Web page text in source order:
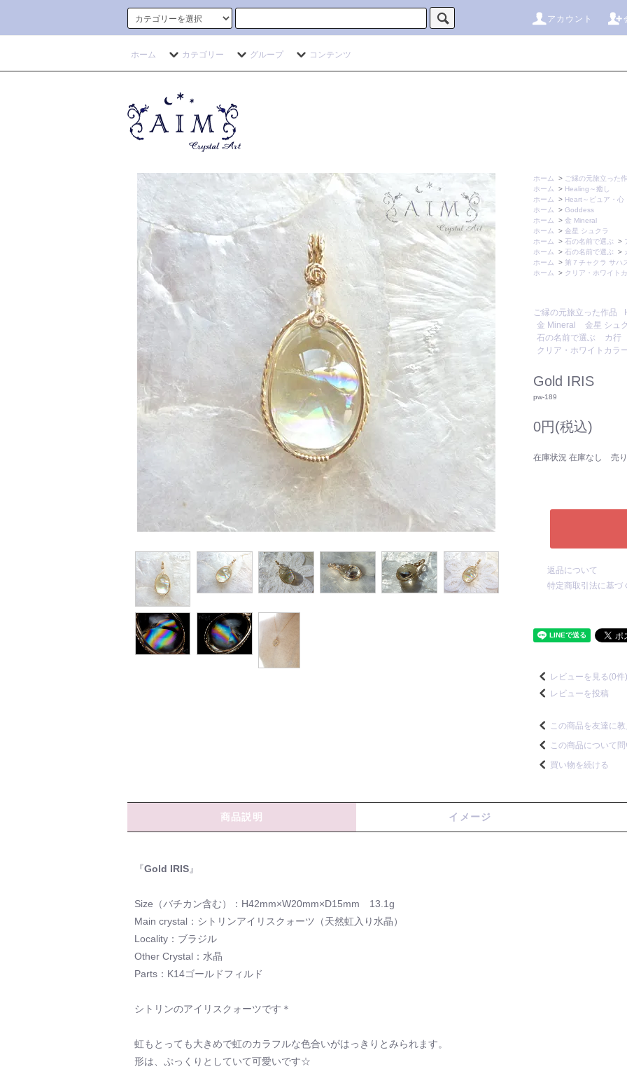
アカウント
ホーム カテゴリー グループ コンテンツ
ホーム > ご縁の元旅立った
ホーム
> Healing～癒し
ホーム
> Heart～ピュア・心
ホーム
> Goddess
ホーム
> 金 Mineral
ホーム
> 金星 シュクラ
ホーム
> 石の名前で選ぶ >
ホーム
> 石の名前で選ぶ >
ホーム
> 第７チャクラ サハ
ホーム
> クリア・ホワイト
ご縁の元旅立った作品
金 Mineral
金星 シュ
石の名前で選ぶ
カ行
クリア・ホワイトカラ
Gold IRIS
pw-189
0円(税込)
在庫状況 在庫なし 売
返品について
特定商取引法に基づ
レビューを見る(0件)
レビューを投稿
この商品を友達に教
この商品について
買い物を続ける
商品説明 イメージ
『Gold IRIS』
Size（バチカン含む）：H42mm×W20mm×D15mm 13.1g
Main crystal：シトリンアイリスクォーツ（天然虹入り水晶）
Locality：ブラジル
Other Crystal：水晶
Parts：K14ゴールドフィルド
シトリンのアイリスクォーツです＊
虹もとっても大きめで虹のカラフルな色合いがはっきりとみられます。
形は、ぷっくりとしていて可愛いです☆